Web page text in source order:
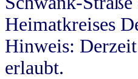
Heimatkreises
Hinweis:
erlaubt.